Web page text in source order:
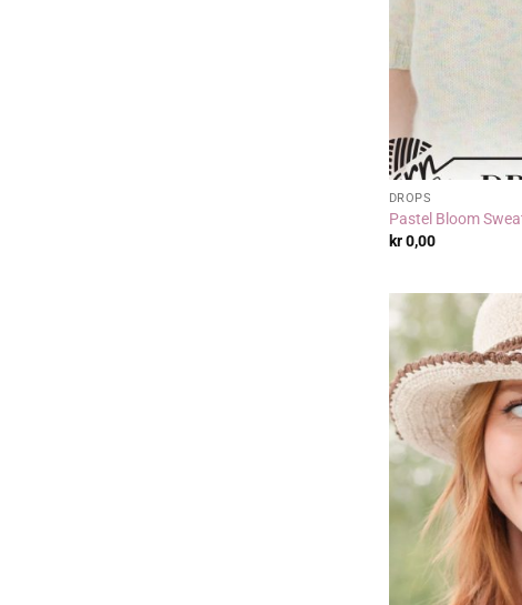
DROPS
Pastel Bloom
kr0,00